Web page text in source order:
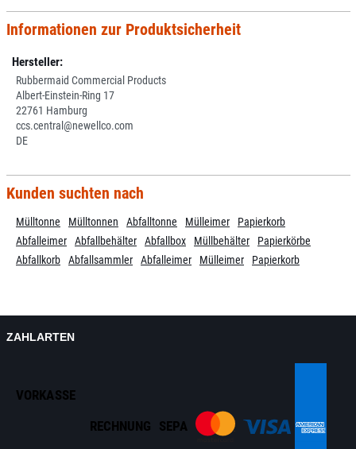
Informationen zur Produktsicherheit
Hersteller:
Rubbermaid Commercial Products
Albert-Einstein-Ring 17
22761 Hamburg
ccs.central@newellco.com
DE
Kunden suchten nach
Mülltonne Mülltonnen Abfalltonne Mülleimer
Papierkorb
Abfalleimer
Abfallbehälter Abfallbox Müllbehälter
Papierkörbe
Abfallkorb
Abfallsammler Abfalleimer Mülleimer Papierkorb
ZAHLARTEN
VORKASSE
RECHNUNG SEPA